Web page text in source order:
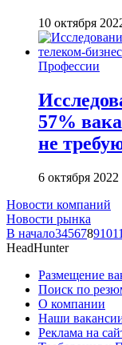
10 октября
Профессии
57%
не
6 октября 2022
Новости компаний
Новости рынка
В начало34567891011
HeadHunter
Размещение
Поиск по
О компании
Наши
Реклама на